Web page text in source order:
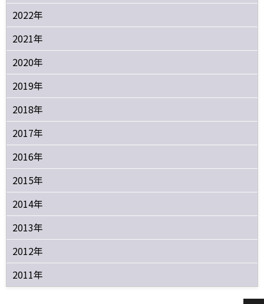
2022年
2021年
2020年
2019年
2018年
2017年
2016年
2015年
2014年
2013年
2012年
2011年